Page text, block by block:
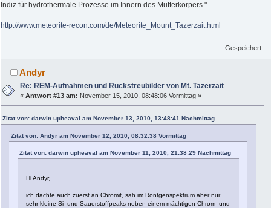
Indiz für hydrothermale Prozesse im Innern des Mutterkörpers."
http://www.meteorite-recon.com/de/Meteorite_Mount_Tazerzait.html
Gespeichert
Andyr
Re: REM-Aufnahmen und Rückstreubilder von Mt. Tazerzait
«Antwort #13 am: November 15, 2010, 08:48:06 Vormittag »
Zitat von: darwin upheaval am November 13, 2010, 13:48:41 Nachmittag
Zitat von: Andyr am November 12, 2010, 08:32:38 Vormittag
Zitat von: darwin upheaval am November 11, 2010, 21:38:29 Nachmittag
Hi Andyr,
ich dachte auch zuerst an Chromit, sah im Röntgenspektrum aber nur
sehr kleine Si- und Sauerstoffpeaks neben einem mächtigen Chrom- und